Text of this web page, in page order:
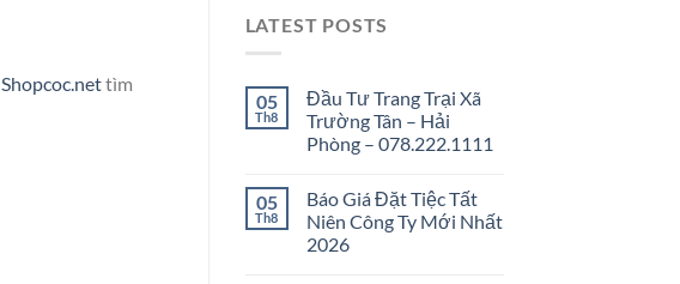
Shopcoc.nettìm
LATEST POSTS
05
Th8
Đầu Tư Trang Trại Xã
Trường Tân – Hải
Phòng – 078.222.1111
05
Th8
Báo Giá Đặt Tiệc Tất
Niên Công Ty Mới Nhất
2026